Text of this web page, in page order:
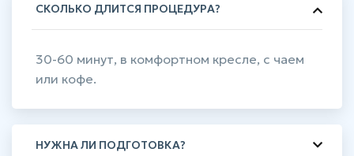
СКОЛЬКО ДЛИТСЯ ПРОЦЕДУРА?
30-60 минут, в комфортном кресле, с чаем
или кофе.
НУЖНА ЛИ ПОДГОТОВКА?